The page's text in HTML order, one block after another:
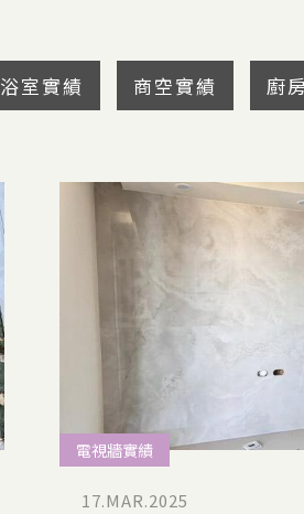
浴室實績 商空實績 廚
電視牆實績
17.MAR.2025